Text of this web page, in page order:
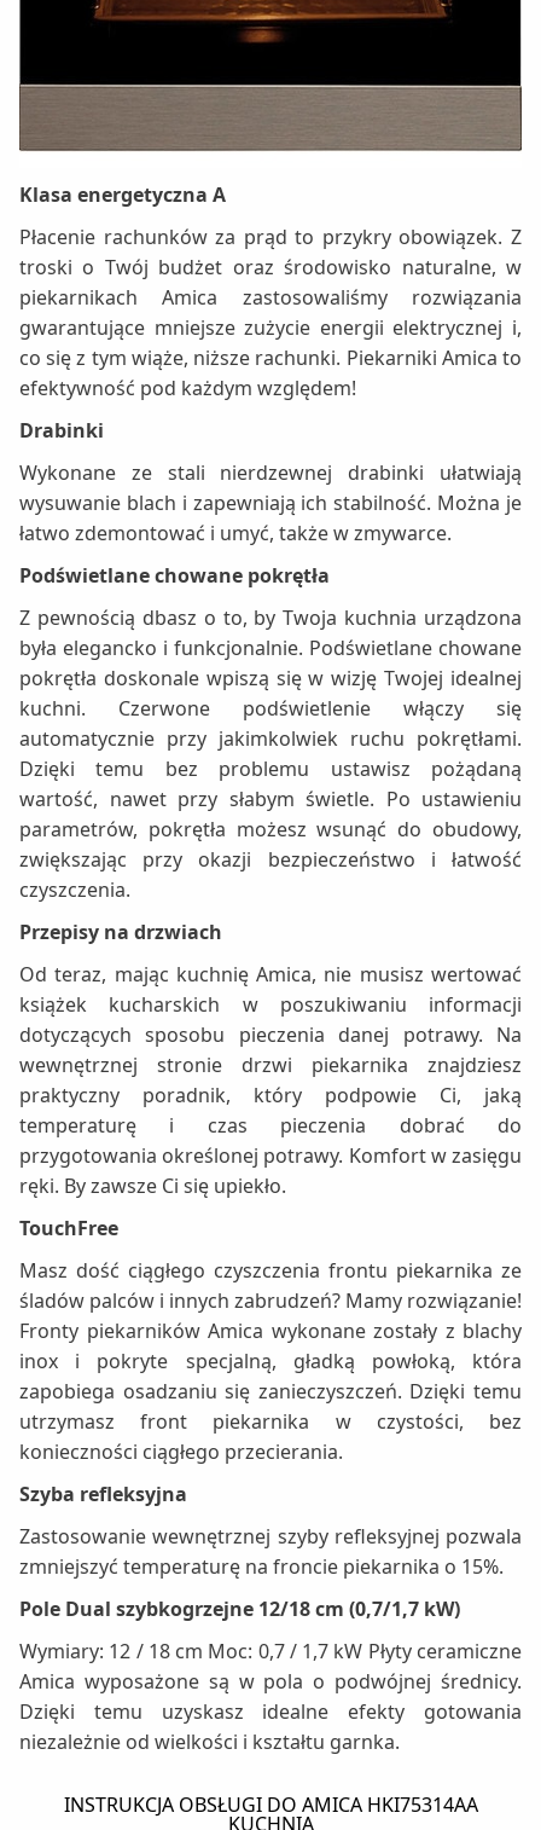
Klasa energetyczna A
Płacenie rachunków za prąd to przykry obowiązek. Z
troski o Twój budżet oraz środowisko naturalne, w
piekarnikach Amica zastosowaliśmy rozwiązania
gwarantujące mniejsze zużycie energii elektrycznej i,
co się z tym wiąże, niższe rachunki. Piekarniki Amica to
efektywność pod każdym względem!
Drabinki
Wykonane ze stali nierdzewnej drabinki ułatwiają
wysuwanie blach i zapewniają ich stabilność. Można je
łatwo zdemontować i umyć, także w zmywarce.
Podświetlane chowane pokrętła
Z pewnością dbasz o to, by Twoja kuchnia urządzona
była elegancko i funkcjonalnie. Podświetlane chowane
pokrętła doskonale wpiszą się w wizję Twojej idealnej
kuchni. Czerwone podświetlenie włączy się
automatycznie przy jakimkolwiek ruchu pokrętłami.
Dzięki temu bez problemu ustawisz pożądaną
wartość, nawet przy słabym świetle. Po ustawieniu
parametrów, pokrętła możesz wsunąć do obudowy,
zwiększając przy okazji bezpieczeństwo i łatwość
czyszczenia.
Przepisy na drzwiach
Od teraz, mając kuchnię Amica, nie musisz wertować
książek kucharskich w poszukiwaniu informacji
dotyczących sposobu pieczenia danej potrawy. Na
wewnętrznej stronie drzwi piekarnika znajdziesz
praktyczny poradnik, który podpowie Ci, jaką
temperaturę i czas pieczenia dobrać do
przygotowania określonej potrawy. Komfort w zasięgu
ręki. By zawsze Ci się upiekło.
TouchFree
Masz dość ciągłego czyszczenia frontu piekarnika ze
śladów palców i innych zabrudzeń? Mamy rozwiązanie!
Fronty piekarników Amica wykonane zostały z blachy
inox i pokryte specjalną, gładką powłoką, która
zapobiega osadzaniu się zanieczyszczeń. Dzięki temu
utrzymasz front piekarnika w czystości, bez
konieczności ciągłego przecierania.
Szyba refleksyjna
Zastosowanie wewnętrznej szyby refleksyjnej pozwala
zmniejszyć temperaturę na froncie piekarnika o 15%.
Pole Dual szybkogrzejne 12/18 cm (0,7/1,7 kW)
Wymiary: 12 / 18 cm Moc: 0,7 / 1,7 kW Płyty ceramiczne
Amica wyposażone są w pola o podwójnej średnicy.
Dzięki temu uzyskasz idealne efekty gotowania
niezależnie od wielkości i kształtu garnka.
INSTRUKCJA OBSŁUGI DO AMICA HKI75314AA
KUCHNIA